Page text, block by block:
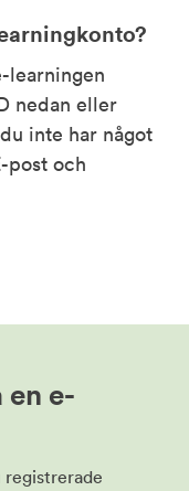
learningen
nedan eller
inte har något
post och
e-
registrerade